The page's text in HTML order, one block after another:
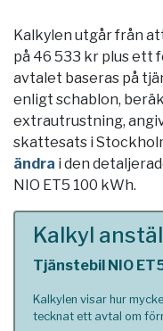
Kalkylen utgår från
på 46 533 kr plus ett
avtalet baseras på
enligt schablon,
extrautrustning,
skattesats i
ändra i den
NIO ET5 100 kWh.
Kalkyl
Tjänstebil NIO
Kalkylen visar hur
tecknat ett avtal om